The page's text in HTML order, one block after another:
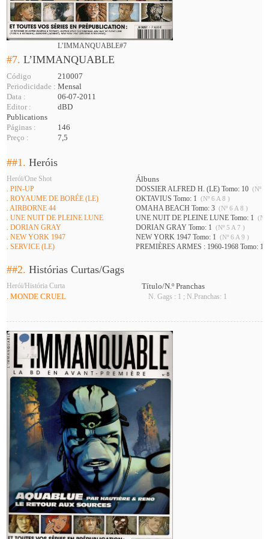
L’IMMANQUABLE#7
#7.L’IMMANQUABLE
Código
210007
Periodicidade : Mensal
Data :
06-07-2011
Editor :
dBD
Publications
Páginas :
146
Preço :
7,5
##1.Heróis
Herói/One Shot Álbuns
. PIN-UP DOSSIER ALFRED H. (LE) Tomo: 10 (Nº 7
. ROYAUME DE BORÉE (LE) OKTAVIUS Tomo: 1 (Nº 6 A 8 )
. AIRBORNE 44 OMAHA BEACH Tomo: 3 (Nº 6 A 8 )
. UNE NUIT DE PLEINE LUNE UNE NUIT DE PLEINE LUNE Tomo: 1 (Nº
. DORIAN GRAY DORIAN GRAY Tomo: 1 (Nº 5 A 7 )
. NEW YORK 1947 NEW YORK 1947 Tomo: 1 (Nº 6 A 9 )
. SERVICE (LE) PREMIÈRES ARMES : 1960-1968 Tomo: 1
##2.Histórias Curtas/Gags
Herói/História Curta
Título/N.º Pranchas
. MONDE CRUEL
N. Gags : 1 ; N.Pranchas: 1